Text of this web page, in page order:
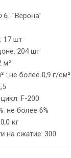
"Верона"
17 шт
204 шт
м²
: не более 0,9 г/см²
F-200
не более 6%
кг
на сжатие: 300